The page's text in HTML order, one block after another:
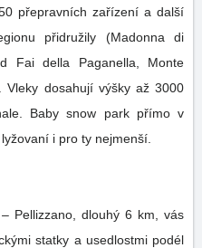
přepravních zařízení a další
přidružily (Madonna di
Fai della Paganella, Monte
Vleky dosahují výšky až 3000
Baby snow park přímo v
i pro ty nejmenší.
Pellizzano, dlouhý 6 km, vás
statky a usedlostmi podél